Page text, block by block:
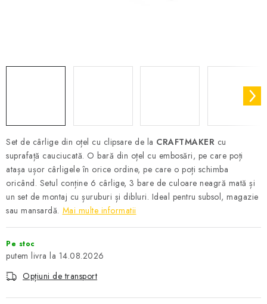
Set de cârlige din oțel cu clipsare de la CRAFTMAKER cu
suprafață cauciucată. O bară din oțel cu embosări, pe care poți
atașa ușor cârligele în orice ordine, pe care o poți schimba
oricând. Setul conține 6 cârlige, 3 bare de culoare neagră mată și
un set de montaj cu șuruburi și dibluri. Ideal pentru subsol, magazie
sau mansardă. Mai multe informatii
Pe stoc
14.08.2026
Opțiuni de transport